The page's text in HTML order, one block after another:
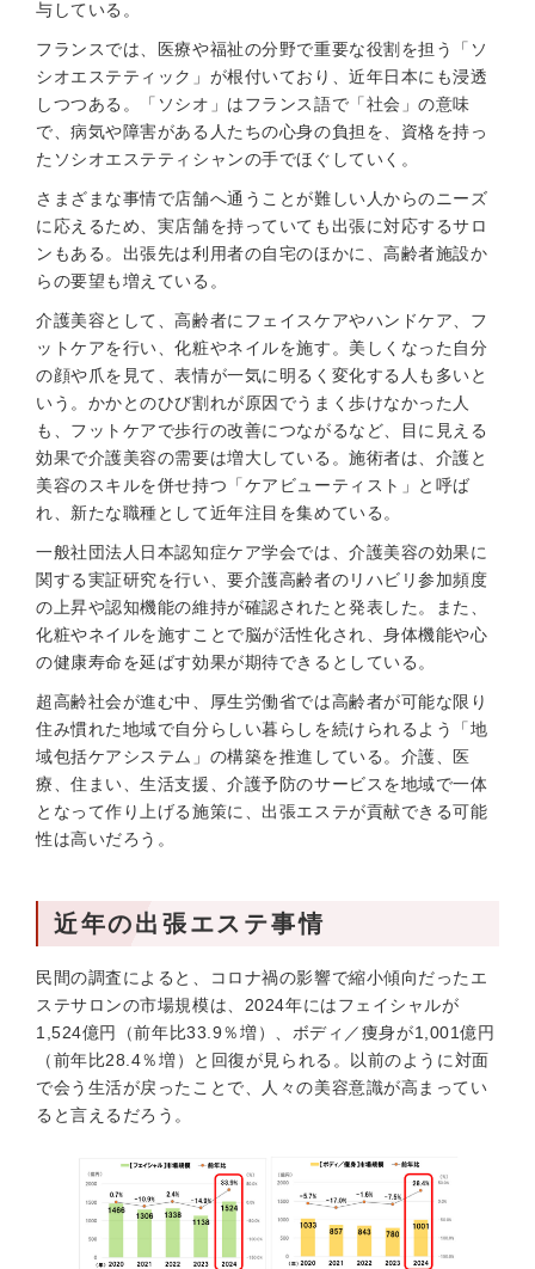
与している。
フランスでは、医療や福祉の分野で重要な役割を担う「ソ
シオエステティック」が根付いており、近年日本にも浸透
しつつある。「ソシオ」はフランス語で「社会」の意味
で、病気や障害がある人たちの心身の負担を、資格を持っ
たソシオエステティシャンの手でほぐしていく。
さまざまな事情で店舗へ通うことが難しい人からのニーズ
に応えるため、実店舗を持っていても出張に対応するサロ
ンもある。出張先は利用者の自宅のほかに、高齢者施設か
らの要望も増えている。
介護美容として、高齢者にフェイスケアやハンドケア、フ
ットケアを行い、化粧やネイルを施す。美しくなった自分
の顔や爪を見て、表情が一気に明るく変化する人も多いと
いう。かかとのひび割れが原因でうまく歩けなかった人
も、フットケアで歩行の改善につながるなど、目に見える
効果で介護美容の需要は増大している。施術者は、介護と
美容のスキルを併せ持つ「ケアビューティスト」と呼ば
れ、新たな職種として近年注目を集めている。
一般社団法人日本認知症ケア学会では、介護美容の効果に
関する実証研究を行い、要介護高齢者のリハビリ参加頻度
の上昇や認知機能の維持が確認されたと発表した。また、
化粧やネイルを施すことで脳が活性化され、身体機能や心
の健康寿命を延ばす効果が期待できるとしている。
超高齢社会が進む中、厚生労働省では高齢者が可能な限り
住み慣れた地域で自分らしい暮らしを続けられるよう「地
域包括ケアシステム」の構築を推進している。介護、医
療、住まい、生活支援、介護予防のサービスを地域で一体
となって作り上げる施策に、出張エステが貢献できる可能
性は高いだろう。
近年の出張エステ事情
民間の調査によると、コロナ禍の影響で縮小傾向だったエ
ステサロンの市場規模は、2024年にはフェイシャルが
1,524億円（前年比33.9％増）、ボディ／痩身が1,001億円
（前年比28.4％増）と回復が見られる。以前のように対面
で会う生活が戻ったことで、人々の美容意識が高まってい
ると言えるだろう。